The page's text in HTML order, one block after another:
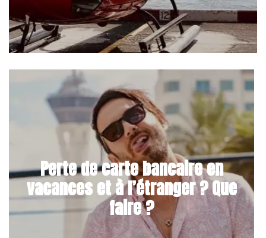
Perte de carte bancaire en
vacances et à l’étranger ? Que
faire ?